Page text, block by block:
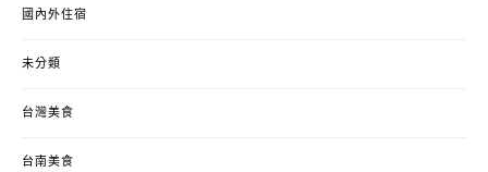
國內外住宿
未分類
台灣美食
台南美食